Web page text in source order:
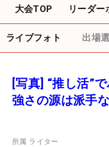
大会TOP リーダー
ライブフォト 出場
[写真] “推し活”
強さの源は派手
所属 ライター